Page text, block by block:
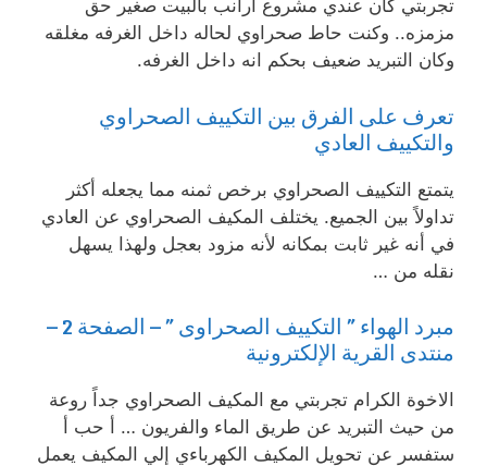
تجربتي كان عندي مشروع أرانب بالبيت صغير حق
مزمزه.. وكنت حاط صحراوي لحاله داخل الغرفه مغلقه
وكان التبريد ضعيف بحكم انه داخل الغرفه.
تعرف على الفرق بين التكييف الصحراوي
والتكييف العادي
يتمتع التكييف الصحراوي برخص ثمنه مما يجعله أكثر
تداولاً بين الجميع. يختلف المكيف الصحراوي عن العادي
في أنه غير ثابت بمكانه لأنه مزود بعجل ولهذا يسهل
نقله من …
مبرد الهواء ” التكييف الصحراوى ” – الصفحة 2 –
منتدى القرية الإلكترونية
الاخوة الكرام تجربتي مع المكيف الصحراوي جداً روعة
من حيث التبريد عن طريق الماء والفريون … أ حب أ
ستفسر عن تحويل المكيف الكهرباءي إلي المكيف يعمل